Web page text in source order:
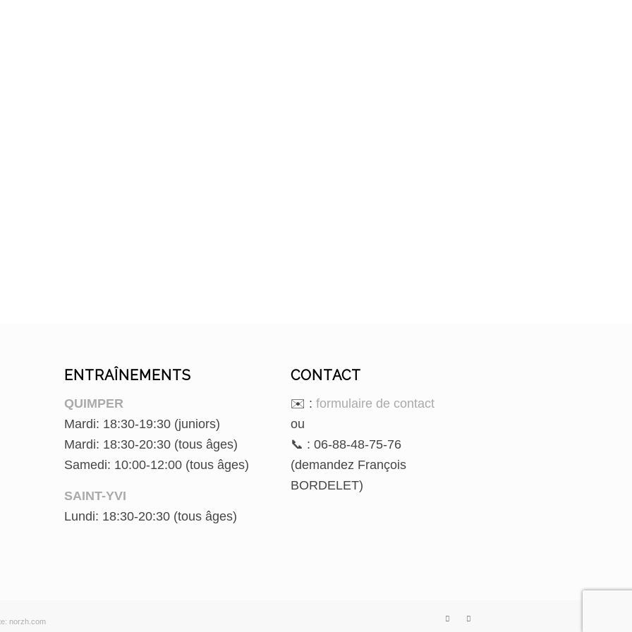
ENTRAÎNEMENTS
QUIMPER
Mardi: 18:30-19:30 (juniors)
Mardi: 18:30-20:30 (tous âges)
Samedi: 10:00-12:00 (tous âges)
SAINT-YVI
Lundi: 18:30-20:30 (tous âges)
CONTACT
✉️ :formulaire de contact
ou
📞 : 06-88-48-75-76
(demandez François
BORDELET)
norzh.com